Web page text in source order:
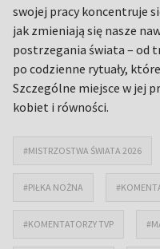
swojej pracy koncentruje
jak zmieniają się nasze
postrzegania świata – od
po codzienne rytuały,
Szczególne miejsce w jej
kobiet i równości.
#MISTRZOSTWA ŚWIATA 2026
#PIŁKA NOŻNA
#KOMENTATORZY TVP